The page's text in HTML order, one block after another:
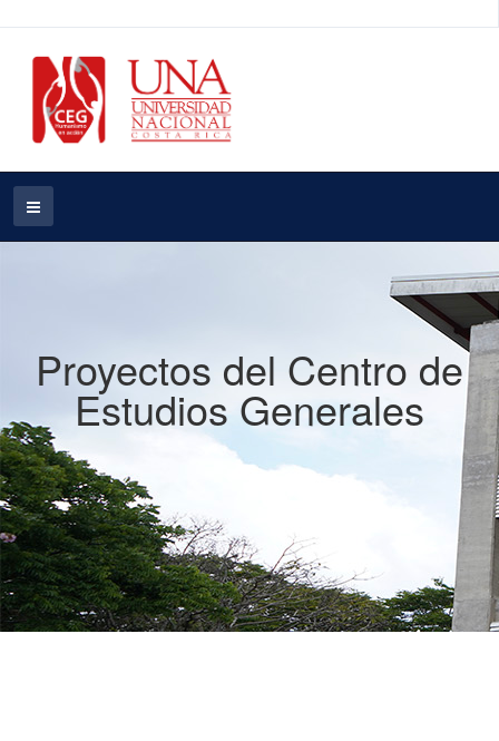
Proyectos del Centro de
Estudios Generales